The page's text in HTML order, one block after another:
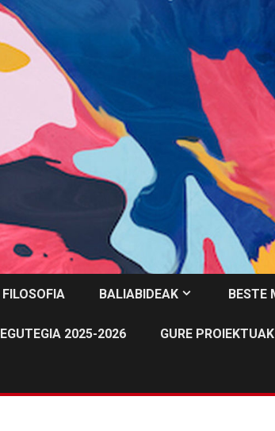
FILOSOFIA BALIABIDEAK BESTE
EGUTEGIA 2025-2026 GURE PROIEKTUAK